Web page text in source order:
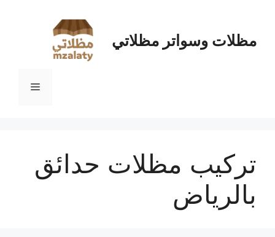
المحتوىمظلات وسواتر مظلاتي
القائمة
تركيب مظلات حدائق
بالرياض